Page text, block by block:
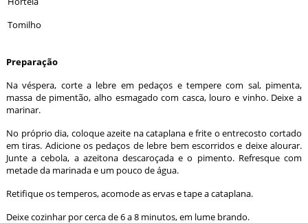
Tomilho
Preparação
Na véspera, corte a lebre em pedaços e tempere com sal, pimenta,
massa de pimentão, alho esmagado com casca, louro e vinho. Deixe a
marinar.
No próprio dia, coloque azeite na cataplana e frite o entrecosto cortado
em tiras. Adicione os pedaços de lebre bem escorridos e deixe alourar.
Junte a cebola, a azeitona descaroçada e o pimento. Refresque com
metade da marinada e um pouco de água.
Retifique os temperos, acomode as ervas e tape a cataplana.
Deixe cozinhar por cerca de 6 a 8 minutos, em lume brando.